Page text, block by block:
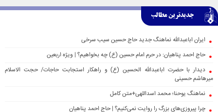
جدیدترین مطالب
ایران اباعبدالله نماهنگ جدید حاج حسین سیب سرخی
حاج احمد پناهیان: در حرم امام حسین (ع) چه بخواهیم؟ | ویژه اربعین
دیدار با حضرت اباعبدالله الحسین (ع) و راهکار استجابت حاجات/ حجت الاسلام
میرهاشم حسینی
نماهنگ یوحنا؛ محمد اسداللهی+متن کامل
چرا پیروزی‌های بزرگ را روایت نمی‌کنیم؟ | حاج احمد پناهیان